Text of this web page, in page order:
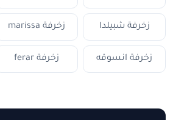
زخرفة شبيلدا زخرفة marissa
زخرفة انسوقه زخرفة ferar